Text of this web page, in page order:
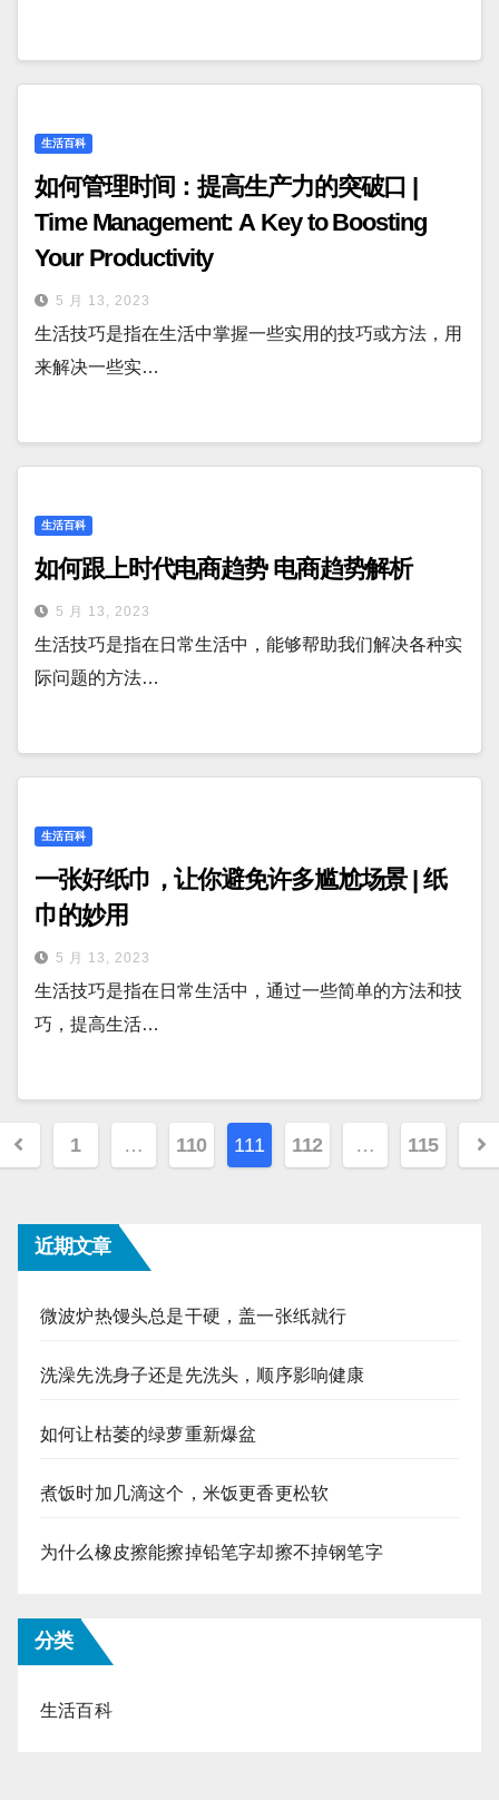
生活百科
如何管理时间：提高生产力的突破口 |
Time Management: A Key to Boosting
Your Productivity
5 月 13, 2023
生活技巧是指在生活中掌握一些实用的技巧或方法，用
来解决一些实…
生活百科
如何跟上时代电商趋势 电商趋势解析
5 月 13, 2023
生活技巧是指在日常生活中，能够帮助我们解决各种实
际问题的方法…
生活百科
一张好纸巾，让你避免许多尴尬场景 | 纸
巾的妙用
5 月 13, 2023
生活技巧是指在日常生活中，通过一些简单的方法和技
巧，提高生活…
1 … 110 111 112 … 115
近期文章
微波炉热馒头总是干硬，盖一张纸就行
洗澡先洗身子还是先洗头，顺序影响健康
如何让枯萎的绿萝重新爆盆
煮饭时加几滴这个，米饭更香更松软
为什么橡皮擦能擦掉铅笔字却擦不掉钢笔字
分类
生活百科